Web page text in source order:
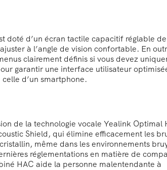
doté d’un écran tactile capacitif réglable
à l’angle de vision confortable. En
clairement définis si vous devez
garantir une interface utilisateur
d’un smartphone.
de la technologie vocale Yealink Optimal
Shield, qui élimine efficacement les
même dans les environnements
réglementations en matière de
HAC aide la personne malentendante à